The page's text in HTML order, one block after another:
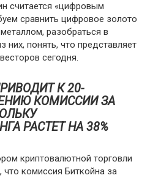
считается «цифровым
сравнить цифровое золото
разобраться в
них, понять, что представляет
сегодня.
К 20-
КОМИССИИ ЗА
РАСТЕТ НА 38%
криптовалютной торговли
комиссия Биткойна за